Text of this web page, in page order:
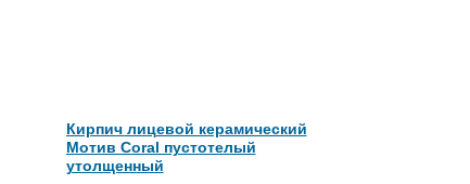
Кирпич лицевой керамический
Мотив Coral пустотелый
утолщенный